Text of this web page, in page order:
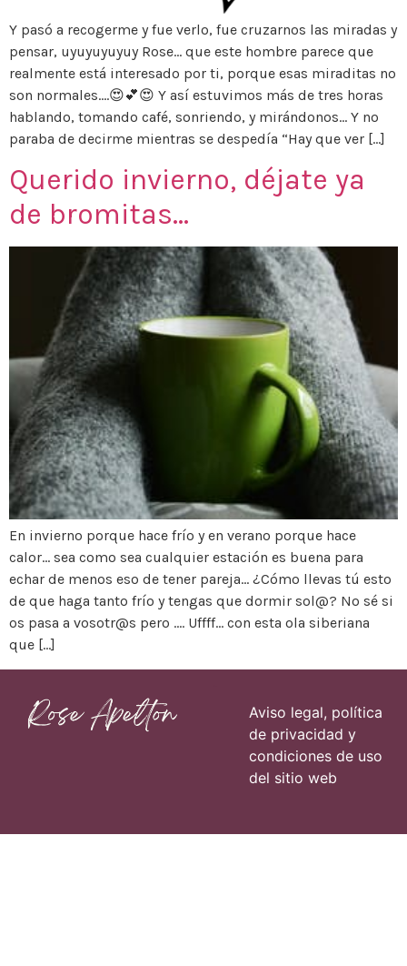
Y pasó a recogerme y fue verlo, fue cruzarnos las miradas y
pensar, uyuyuyuyuy Rose… que este hombre parece que
realmente está interesado por ti, porque esas miraditas no
son normales….😍💕😍 Y así estuvimos más de tres horas
hablando, tomando café, sonriendo, y mirándonos… Y no
paraba de decirme mientras se despedía “Hay que ver […]
Querido invierno, déjate ya
de bromitas…
En invierno porque hace frío y en verano porque hace
calor… sea como sea cualquier estación es buena para
echar de menos eso de tener pareja… ¿Cómo llevas tú esto
de que haga tanto frío y tengas que dormir sol@? No sé si
os pasa a vosotr@s pero …. Uffff… con esta ola siberiana
que […]
Aviso legal, política
de privacidad y
condiciones de uso
del sitio web